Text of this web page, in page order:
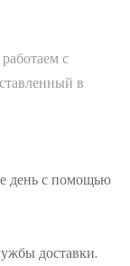
с
в
день с помощью
доставки.